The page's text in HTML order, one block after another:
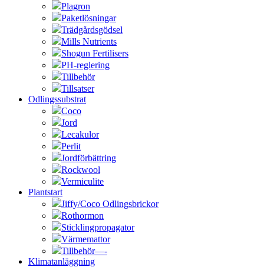
Plagron
Paketlösningar
Trädgårdsgödsel
Mills Nutrients
Shogun Fertilisers
PH-reglering
Tillbehör
Tillsatser
Odlingssubstrat
Coco
Jord
Lecakulor
Perlit
Jordförbättring
Rockwool
Vermiculite
Plantstart
Jiffy/Coco Odlingsbrickor
Rothormon
Sticklingpropagator
Värmemattor
Tillbehör—-
Klimatanläggning